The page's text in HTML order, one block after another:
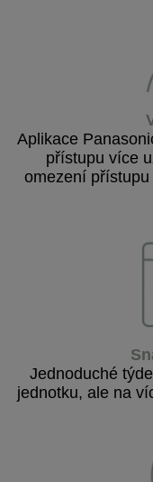
Aplikace
přístupu více
omezení
Jednoduché
jednotku, ale na